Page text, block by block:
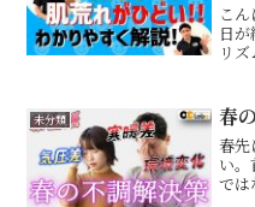
こ
日
リ
【便
った
未分類 春
春先
い
では